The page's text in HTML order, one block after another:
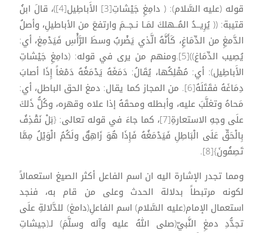
قوله (عليه السَّلام): ( دامِغِ جَيْشاتِ[3] الأَباطِيل[4])، قالَ ابنُ
قتيبة: (( يُرِيــدُ المُــهلكَ لمَـا نـجــمَ وارتفعَ من الأباطيلِ، وأصلُ
الدَّمغِ من الدِّمَاغِ، كَأَنَّهُ الَّذي يَضْربُ وسطَ الرَّأْسِ فَيَدْمِغ، أي:
يُصِيب الدِّمَاغ))[5].ومنهم من يرى في قوله: (دامِغِ جَيْشاتِ
الأَباطِيل): أي: مُهْلِكُها، يُقَالُ: دَمَغَهُ يَدْمَغُهُ دَمْغاً إِذَا أصابَ
دِمَاغَهُ فقَتَلَهُ[6]. من المجاز كما يقال: دمغ الحق الباطل، أي:
مَحاهُ وتغلَّبَ عليه، وأبطله ومحقَهُ إذا علاه وقهره، وكُلُّ ذَلكَ
علَى وجهِ الاستعارةِ[7]، كما جاءَ في قوله تعالى: {بَلْ نَقْذِفُ
بِالْحَقِّ عَلَى الْبَاطِلِ فَيَدْمَغُهُ فَإِذَا هُوَ زَاهِقٌ ولَكُمُ الْوَيْلُ مِمَّا
تَصِفُونَ}[8].
ومما تجدر الإشارة اليه ان اسم الفاعل أكثر الصيغ استعمالاً
لكونه مرتبطاً بدلالة الحدث وعلى من قام به، فنجد
استعمال الإمام(عليه السَّلام) اسم الفاعلِ(دامغ) للدَّلالةِ علَى
تجدُّدِ دمغِ النَّبيّ(صلى اللهُ عليه وآله وسلَّمَ) لـ(جيشاتِ